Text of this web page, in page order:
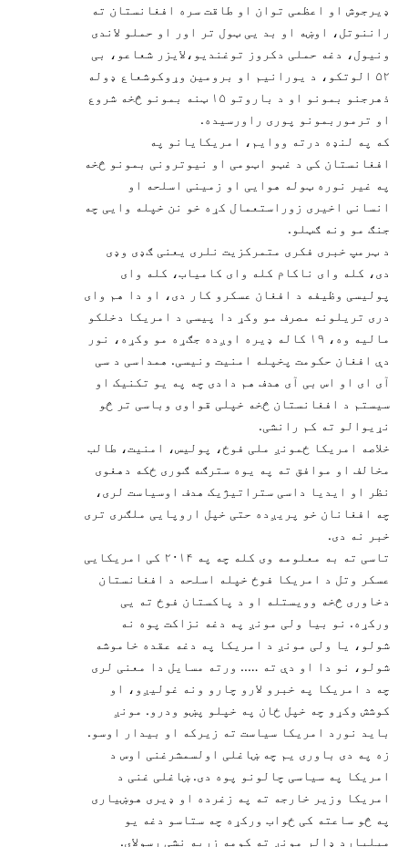
ډیرجوش او اعظمی توان او طاقت سره افغانستان ته
راننوتل، اوښه او بد یی ټول تر اور او حملو لاندی
ونیول، دغه حملی دکروز توغندیو،لایزر شعاعو، بی
۵۲ الوتکو، د یورانیم او برومین وړوکوشعاع ډوله
ذهرجنو بمونو او د باروتو ۱۵ ټنه بمونو څخه شروع
او ترموربمونو پوری راورسیده.
که په لنډه درته ووایم، امریکایانو په
افغانستان کی د غټو اټومی او نیوترونی بمونو څخه
په غیر نوره ټوله هوایی او زمینی اسلحه او
انسانی اخیری زوراستعمال کړه خو نن خپله وایی چه
جنګ مو ونه ګټلو.
د ټرمپ خبری فکری متمرکزیت نلری یعنی ګډی وډی
دی، کله وای ناکام کله وای کامیاب، کله وای
پولیسی وظیفه د افغان عسکرو کار دی، او دا هم وای
دری تریلونه مصرف مو وکړ دا پیسی د امریکا دخلکو
مالیه وه، ۱۹ کاله ډیره اوږده جګړه مو وکړه، نور
دې افغان حکومت پخپله امنیت ونیسی. همداسی د سی
آی ای او اس بی آی هدف هم دادی چه په یو تکنیک او
سیستم د افغانستان څخه خپلی قواوی وباسی تر څو
نړیوالو ته کم رانشی.
خلاصه امریکا ځمونږ ملی فوځ، پولیس، امنیت، طالب
مخالف او موافق ته په یوه سترګه ګوری ځکه دهغوی
نظر او ایدیا داسی ستراتیژیک هدف اوسیاست لری،
چه افغانان خو پریږده حتی خپل اروپایی ملګری تری
خبر نه دی.
تاسی ته به معلومه وی کله چه په ۲۰۱۴ کی امریکایی
عسکر وتل د امریکا فوځ خپله اسلحه د افغانستان
دخاوری څخه وویستله او د پاکستان فوځ ته یی
ورکړه. نو بیا ولی مونږ په دغه نزاکت پوه نه
شولو، یا ولی مونږ د امریکا په دغه عقده خاموشه
شولو، نو دا او دې ته ….. ورته مسایل دا معنی لری
چه د امریکا په خبرو لارو چارو ونه غولیږو، او
کوشش وکړو چه خپل ځان په خپلو پښو ودرو. مونږ
باید نورد امریکا سیاست ته زیرکه او بیدار اوسو.
زه په دی باوری یم چه ښاغلی اولسمشرغنی اوس د
امریکا په سیاسی چالونو پوه دی. ښاغلی غنی د
امریکا وزیر خارجه ته په زغرده او ډیری هوښیاری
په څو ساعته کی ځواب ورکړه چه ستاسو دغه یو
میلیارد ډالر مونږ ته کومه زربه نشی رسولای.